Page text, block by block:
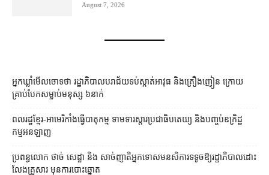
August 7, 2026
អ្នកឃ្លាំមើលចោទថា រដ្ឋាភិបាលបរាជ័យទប់ស្កាត់អាវុធ និងគ្រឿងញៀន ក្រោយ
គ្រាប់បែកសម្លាប់មនុស្ស ៦នាក់
ពលរដ្ឋខ្មែរ-អាមេរិកាំងធ្វើបាតុកម្ម ទាមទារស្ដារប្រជាធិបតេយ្យ និងបញ្ចប់ឧក្រិដ្ឋ
កម្មអនឡាញ
ប្រពន្ធ​លោក ថាច់ សេដ្ឋា និង សាច់ញាតិ​អ្នកទោស​មនសិការ​ទទូច​ឱ្យ​រដ្ឋាភិបាល​ដោះ
លែង​គ្រួសារ មុន​ការបោះឆ្នោត